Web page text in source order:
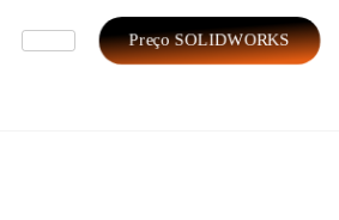
Preço SOLIDWORKS